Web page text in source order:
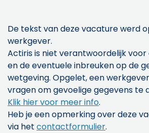
De tekst van deze vacature werd
werkgever.
Actiris is niet verantwoordelijk voor
en de eventuele inbreuken op de
wetgeving. Opgelet, een
vragen om gevoelige gegevens te
Klik hier voor meer info.
Heb je een opmerking over deze
via het contactformulier.